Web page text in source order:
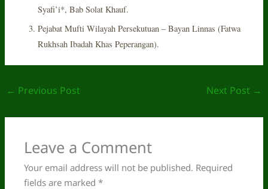
Syafi’i*, Bab Solat Khauf.
Pejabat Mufti Wilayah Persekutuan – Bayan Linnas (Fatwa
Rukhsah Ibadah Khas Peperangan).
← Previous Post Next Post →
Leave a Comment
Your email address will not be published. Required
fields are marked*